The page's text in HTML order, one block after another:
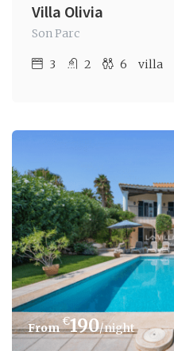
Villa Olivia
Son Parc
3 2 6 villa
€190/night